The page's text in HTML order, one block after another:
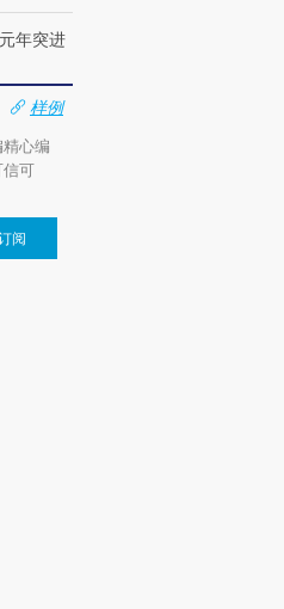
年突进
样例
心编
信可
阅